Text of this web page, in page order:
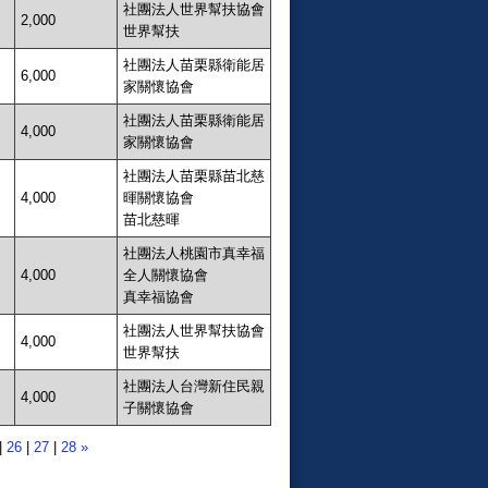
2,000
社團法人世界幫扶協會
世界幫扶
6,000
社團法人苗栗縣衛能居
家關懷協會
4,000
社團法人苗栗縣衛能居
家關懷協會
4,000
社團法人苗栗縣苗北慈
暉關懷協會
苗北慈暉
4,000
社團法人桃園市真幸福
全人關懷協會
真幸福協會
4,000
社團法人世界幫扶協會
世界幫扶
4,000
社團法人台灣新住民親
子關懷協會
26 27 28 »